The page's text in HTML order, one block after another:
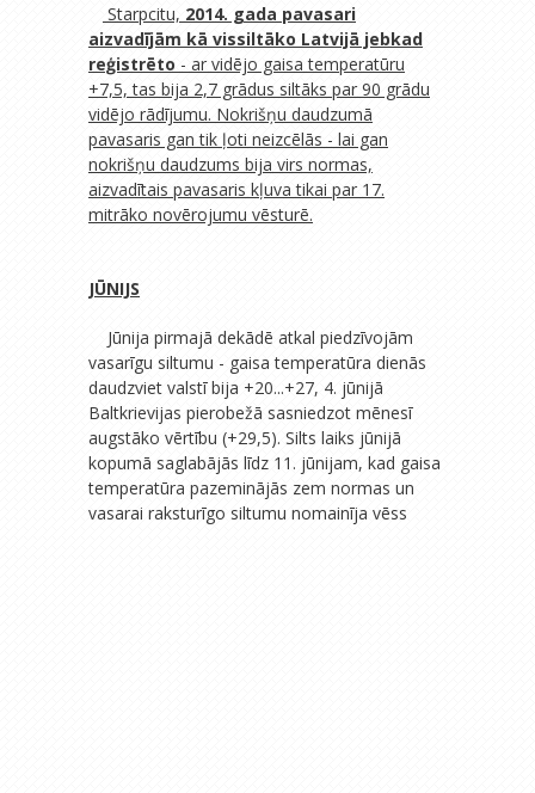
Starpcitu, 2014. gada pavasari
aizvadījām kā vissiltāko Latvijā jebkad
reģistrēto - ar vidējo gaisa temperatūru
+7,5, tas bija 2,7 grādus siltāks par 90 grādu
vidējo rādījumu. Nokrišņu daudzumā
pavasaris gan tik ļoti neizcēlās - lai gan
nokrišņu daudzums bija virs normas,
aizvadītais pavasaris kļuva tikai par 17.
mitrāko novērojumu vēsturē.
JŪNIJS
Jūnija pirmajā dekādē atkal piedzīvojām
vasarīgu siltumu - gaisa temperatūra dienās
daudzviet valstī bija +20...+27, 4. jūnijā
Baltkrievijas pierobežā sasniedzot mēnesī
augstāko vērtību (+29,5). Silts laiks jūnijā
kopumā saglabājās līdz 11. jūnijam, kad gaisa
temperatūra pazeminājās zem normas un
vasarai raksturīgo siltumu nomainīja vēss